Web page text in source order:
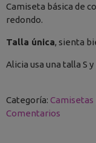
Camiseta básica de
redondo.
Talla única, sienta
Alicia usa una talla S
Categoría: Camisetas
Comentarios